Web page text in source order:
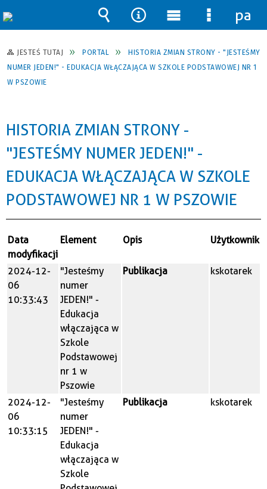
JESTEŚ TUTAJ PORTAL
HISTORIA ZMIAN STRONY - "JESTEŚMY
NUMER JEDEN!" - EDUKACJA WŁĄCZAJĄCA W SZKOLE PODSTAWOWEJ NR 1
W PSZOWIE
HISTORIA ZMIAN STRONY -
"JESTEŚMY NUMER JEDEN!" -
EDUKACJA WŁĄCZAJĄCA W SZKOLE
PODSTAWOWEJ NR 1 W PSZOWIE
Data
modyfikacji
Element Opis Użytkownik
2024-12-
06
10:33:43
"Jesteśmy
numer
JEDEN!" -
Edukacja
włączająca w
Szkole
Podstawowej
nr 1 w
Pszowie
Publikacja kskotarek
2024-12-
06
10:33:15
"Jesteśmy
numer
JEDEN!" -
Edukacja
włączająca w
Szkole
Publikacja kskotarek
Wyszukiwarka
Narzędzia
Menu
główne
Menu